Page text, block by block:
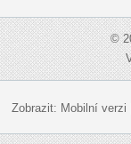
©
Zobrazit: Mobilní verzi